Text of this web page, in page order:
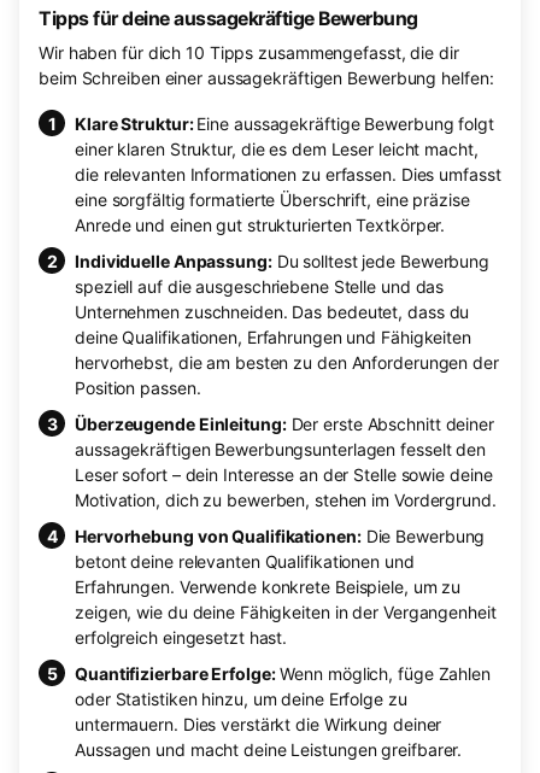
Tipps für deine aussagekräftige Bewerbung
Wir haben für dich 10 Tipps zusammengefasst, die dir
beim Schreiben einer aussagekräftigen Bewerbung helfen:
Klare Struktur:Eine aussagekräftige Bewerbung folgt
einer klaren Struktur, die es dem Leser leicht macht,
die relevanten Informationen zu erfassen. Dies umfasst
eine sorgfältig formatierte Überschrift, eine präzise
Anrede und einen gut strukturierten Textkörper.
Individuelle Anpassung:Du solltest jede Bewerbung
speziell auf die ausgeschriebene Stelle und das
Unternehmen zuschneiden. Das bedeutet, dass du
deine Qualifikationen, Erfahrungen und Fähigkeiten
hervorhebst, die am besten zu den Anforderungen der
Position passen.
Überzeugende Einleitung:Der erste Abschnitt deiner
aussagekräftigen Bewerbungsunterlagen fesselt den
Leser sofort – dein Interesse an der Stelle sowie deine
Motivation, dich zu bewerben, stehen im Vordergrund.
Hervorhebung von Qualifikationen:Die Bewerbung
betont deine relevanten Qualifikationen und
Erfahrungen. Verwende konkrete Beispiele, um zu
zeigen, wie du deine Fähigkeiten in der Vergangenheit
erfolgreich eingesetzt hast.
Quantifizierbare Erfolge:Wenn möglich, füge Zahlen
oder Statistiken hinzu, um deine Erfolge zu
untermauern. Dies verstärkt die Wirkung deiner
Aussagen und macht deine Leistungen greifbarer.